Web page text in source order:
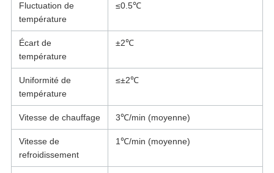
Fluctuation de
température
≤0.5℃
Écart de
température
±2℃
Uniformité de
température
≤±2℃
Vitesse de chauffage 3℃/min (moyenne)
Vitesse de
refroidissement
1℃/min (moyenne)